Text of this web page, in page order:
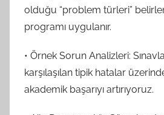
olduğu “problem türleri”
programı uygulanır.
• Örnek Sorun Analizleri:
karşılaşılan tipik hatalar
akademik başarıyı artırıyoruz.